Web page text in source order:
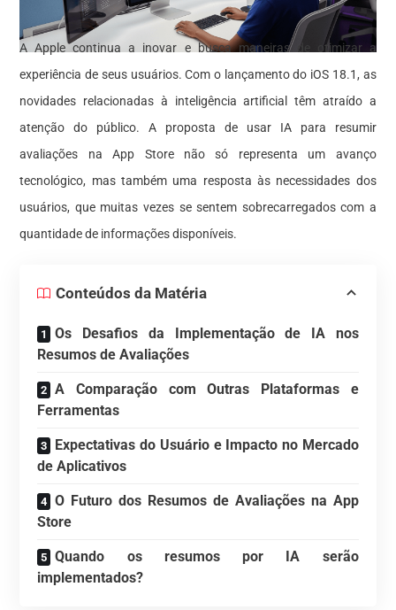
A Apple continua a inovar e busca maneiras de otimizar a
experiência de seus usuários. Com o lançamento do iOS 18.1, as
novidades relacionadas à inteligência artificial têm atraído a
atenção do público. A proposta de usar IA para resumir
avaliações na App Store não só representa um avanço
tecnológico, mas também uma resposta às necessidades dos
usuários, que muitas vezes se sentem sobrecarregados com a
quantidade de informações disponíveis.
Conteúdos da Matéria
Os Desafios da Implementação de IA nos
Resumos de Avaliações
A Comparação com Outras Plataformas e
Ferramentas
Expectativas do Usuário e Impacto no Mercado
de Aplicativos
O Futuro dos Resumos de Avaliações na App
Store
Quando os resumos por IA serão
implementados?